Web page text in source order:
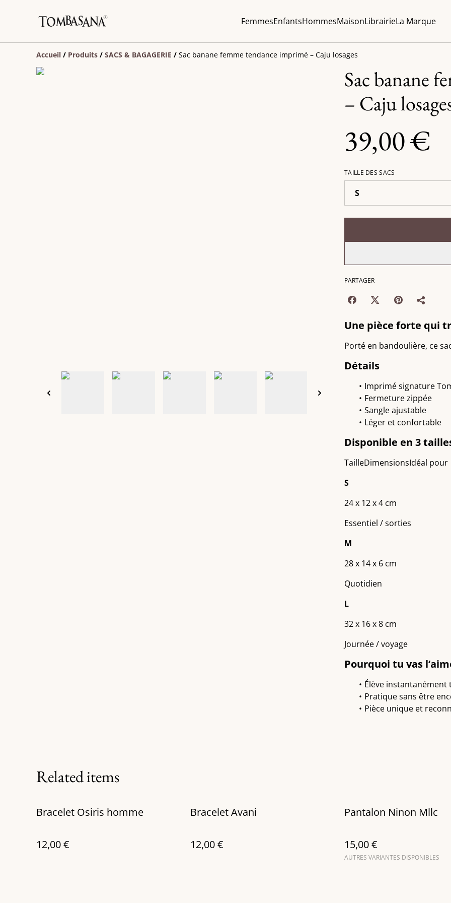
FemmesEnfantsHommesMaisonLibrairieLa Marque
Accueil / Produits / SACS & BAGAGERIE / Sac banane femme tendance imprimé – Caju losages
Sac banane
– Caju
39,00 €
TAILLE DES SACS
PARTAGER
Une pièce forte qui
Porté en bandoulière, ce
Détails
Imprimé signature
Fermeture zippée
Sangle ajustable
Léger et confortable
Disponible en 3
TailleDimensionsIdéal pour
S
24 x 12 x 4 cm
Essentiel / sorties
M
28 x 14 x 6 cm
Quotidien
L
32 x 16 x 8 cm
Journée / voyage
Pourquoi tu vas
Élève instantanément
Pratique sans être
Pièce unique et
Related items
Bracelet Osiris homme
12,00 €
Bracelet Avani
12,00 €
Pantalon Ninon Mllc
15,00 €
AUTRES VARIANTES DISPONIBLES